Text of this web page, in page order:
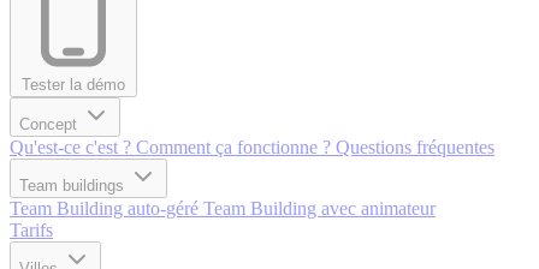
Tester la démo
Concept
Qu'est-ce c'est ? Comment ça fonctionne ? Questions fréquentes
Team buildings
Team Building auto-géré Team Building avec animateur
Tarifs